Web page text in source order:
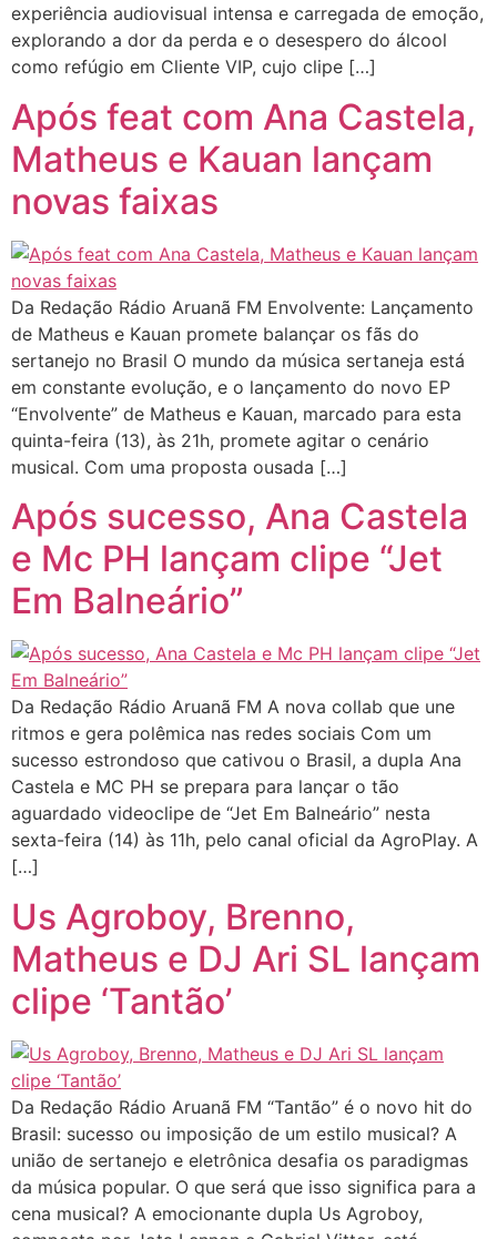
experiência audiovisual intensa e carregada de emoção,
explorando a dor da perda e o desespero do álcool
como refúgio em Cliente VIP, cujo clipe […]
Após feat com Ana Castela,
Matheus e Kauan lançam
novas faixas
Da Redação Rádio Aruanã FM Envolvente: Lançamento
de Matheus e Kauan promete balançar os fãs do
sertanejo no Brasil O mundo da música sertaneja está
em constante evolução, e o lançamento do novo EP
“Envolvente” de Matheus e Kauan, marcado para esta
quinta-feira (13), às 21h, promete agitar o cenário
musical. Com uma proposta ousada […]
Após sucesso, Ana Castela
e Mc PH lançam clipe “Jet
Em Balneário”
Da Redação Rádio Aruanã FM A nova collab que une
ritmos e gera polêmica nas redes sociais Com um
sucesso estrondoso que cativou o Brasil, a dupla Ana
Castela e MC PH se prepara para lançar o tão
aguardado videoclipe de “Jet Em Balneário” nesta
sexta-feira (14) às 11h, pelo canal oficial da AgroPlay. A
[…]
Us Agroboy, Brenno,
Matheus e DJ Ari SL lançam
clipe ‘Tantão’
Da Redação Rádio Aruanã FM “Tantão” é o novo hit do
Brasil: sucesso ou imposição de um estilo musical? A
união de sertanejo e eletrônica desafia os paradigmas
da música popular. O que será que isso significa para a
cena musical? A emocionante dupla Us Agroboy,